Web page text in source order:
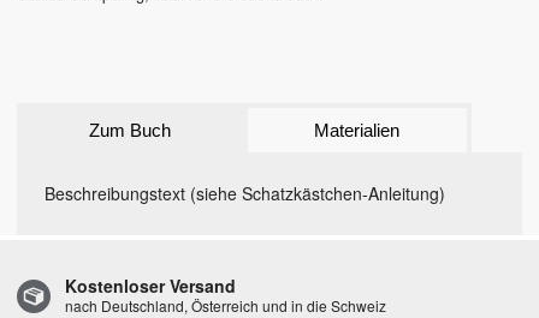
Zum Buch Materialien
Beschreibungstext (siehe Schatzkästchen-Anleitung)
Kostenloser Versand
nach Deutschland, Österreich und in die Schweiz